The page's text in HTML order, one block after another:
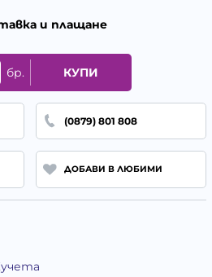
и плащане
бр. КУПИ
(0879) 801 808
ДОБАВИ В ЛЮБИМИ